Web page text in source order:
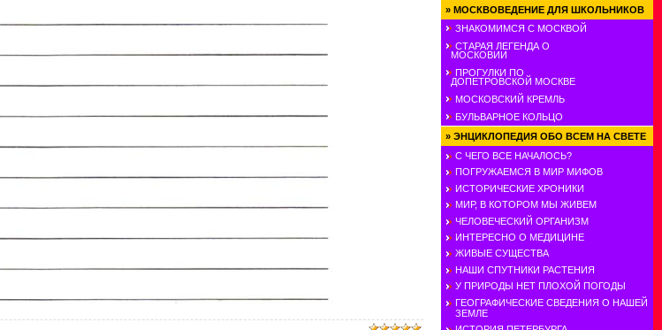
» МОСКВОВЕДЕНИЕ ДЛЯ ШКОЛЬНИКОВ
ЗНАКОМИМСЯ С МОСКВОЙ
СТАРАЯ ЛЕГЕНДА О
МОСКОВИИ
ПРОГУЛКИ ПО
ДОПЕТРОВСКОЙ МОСКВЕ
МОСКОВСКИЙ КРЕМЛЬ
БУЛЬВАРНОЕ КОЛЬЦО
» ЭНЦИКЛОПЕДИЯ ОБО ВСЕМ НА СВЕТЕ
С ЧЕГО ВСЕ НАЧАЛОСЬ?
ПОГРУЖАЕМСЯ В МИР МИФОВ
ИСТОРИЧЕСКИЕ ХРОНИКИ
МИР, В КОТОРОМ МЫ ЖИВЕМ
ЧЕЛОВЕЧЕСКИЙ ОРГАНИЗМ
ИНТЕРЕСНО О МЕДИЦИНЕ
ЖИВЫЕ СУЩЕСТВА
НАШИ СПУТНИКИ РАСТЕНИЯ
У ПРИРОДЫ НЕТ ПЛОХОЙ ПОГОДЫ
ГЕОГРАФИЧЕСКИЕ СВЕДЕНИЯ О НАШЕЙ
ЗЕМЛЕ